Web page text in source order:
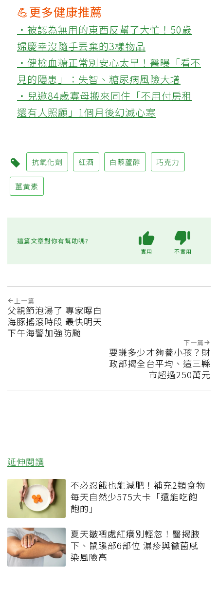
💪更多健康推薦
‧被認為無用的東西反幫了大忙！50歲
婦慶幸沒隨手丟棄的3樣物品
‧健檢血糖正常別安心太早！醫曝「看不
見的隱患」：失智、糖尿病風險大增
‧兒邀84歲寡母搬來同住「不用付房租
還有人照顧」1個月後幻滅心寒
抗氧化劑 紅酒 白藜蘆醇 巧克力
薑黃素
這篇文章對你有幫助嗎?
實用 不實用
上一篇
父親節泡湯了 專家曝白
海豚搖滾時段 最快明天
下午海警加強防颱
下一篇
要賺多少才夠養小孩？財
政部揭全台平均、這三縣
市超過250萬元
延伸閱讀
不必忍餓也能減肥！補充2類食物
每天自然少575大卡「還能吃飽
飽的」
夏天皺褶處紅癢別輕忽！醫揭腋
下、鼠蹊部6部位 濕疹與黴菌感
染風險高